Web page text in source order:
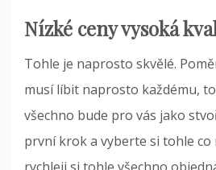
Nízké ceny vysoká
Tohle je naprosto skvělé.
musí líbit naprosto každému,
všechno bude pro vás jako
první krok a vyberte si tohle co